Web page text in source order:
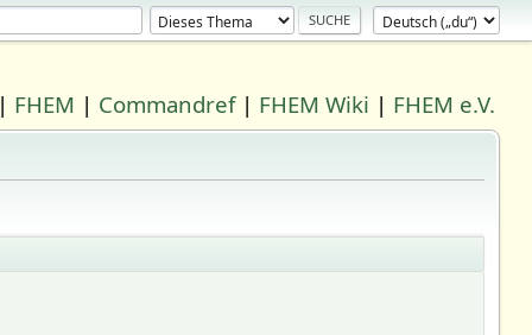
| FHEM | Commandref| FHEM Wiki | FHEM e.V.